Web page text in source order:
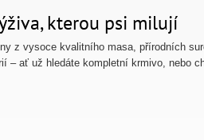
kterou psi milují
z vysoce kvalitního masa, přírodních
ať už hledáte kompletní krmivo, nebo